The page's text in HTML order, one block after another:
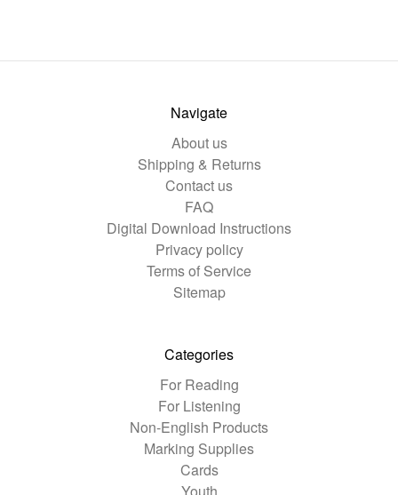
Navigate
About us
Shipping & Returns
Contact us
FAQ
Digital Download Instructions
Privacy policy
Terms of Service
Sitemap
Categories
For Reading
For Listening
Non-English Products
Marking Supplies
Cards